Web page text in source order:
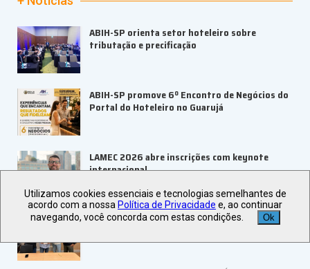
ABIH-SP orienta setor hoteleiro sobre
tributação e precificação
ABIH-SP promove 6º Encontro de Negócios do
Portal do Hoteleiro no Guarujá
LAMEC 2026 abre inscrições com keynote
internacional
UBRAFE e ABRACE firmam parceria para
Utilizamos cookies essenciais e tecnologias semelhantes de
acordo com a nossa Política de Privacidade e, ao continuar
navegando, você concorda com estas condições.
Ok